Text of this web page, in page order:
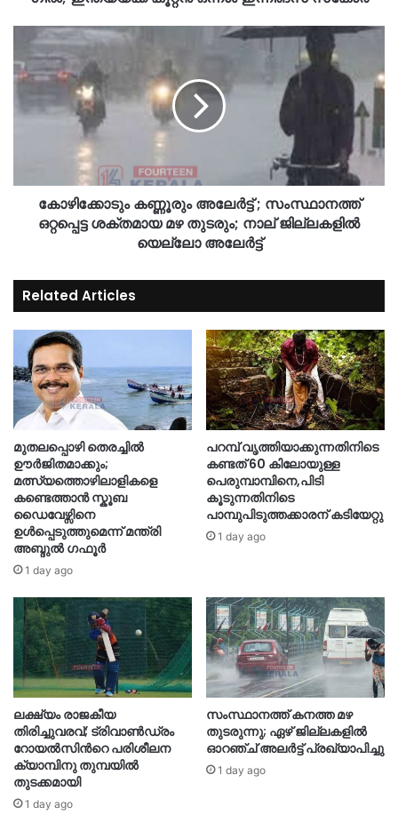
കോഴിക്കോടും കണ്ണൂരും അലേർട്ട് ; സംസ്ഥാനത്ത്
ഒറ്റപ്പെട്ട ശക്തമായ മഴ തുടരും; നാല് ജില്ലകളിൽ
യെല്ലോ അലേർട്ട്
Related Articles
മുതലപ്പൊഴി തെരച്ചിൽ
ഊർജിതമാക്കും;
മത്സ്യത്തൊഴിലാളികളെ
കണ്ടെത്താൻ സ്കൂബ
ഡൈവേഴ്സിനെ
ഉൾപ്പെടുത്തുമെന്ന് മന്ത്രി
അബ്ദുൽ ഗഫൂർ
1 day ago
പറമ്പ് വൃത്തിയാക്കുന്നതിനിടെ
കണ്ടത് 60 കിലോയുള്ള
പെരുമ്പാമ്പിനെ,പിടി
കൂടുന്നതിനിടെ
പാമ്പുപിടുത്തക്കാരന് കടിയേറ്റു
1 day ago
ലക്ഷ്യം രാജകീയ
തിരിച്ചുവരവ്; ട്രിവാൺഡ്രം
റോയൽസിന്‍റെ പരിശീലന
ക്യാമ്പിനു തുമ്പയില്‍
തുടക്കമായി
1 day ago
സംസ്ഥാനത്ത് കനത്ത മഴ
തുടരുന്നു; ഏഴ് ജില്ലകളിൽ
ഓറഞ്ച് അലർട്ട് പ്രഖ്യാപിച്ചു
1 day ago